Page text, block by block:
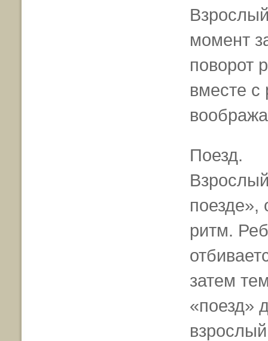
момент
поворот
вместе с
Поезд.
поезде»,
ритм.
затем
«поезд»